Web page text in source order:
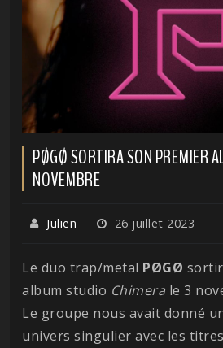
PØGØ SORTIRA SON PREMIER
NOVEMBRE
Julien 26 juillet 2023
Le duo trap/metal PØGØ
album studio Chimera le 3
Le groupe nous avait donné
univers singulier avec les titres